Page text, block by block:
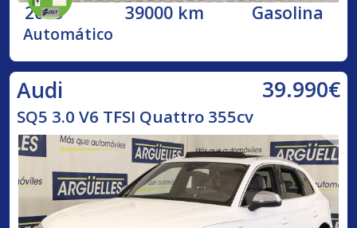
2015 39000 km Gasolina
Automático
Audi 39.990€
SQ5 3.0 V6 TFSI Quattro 355cv